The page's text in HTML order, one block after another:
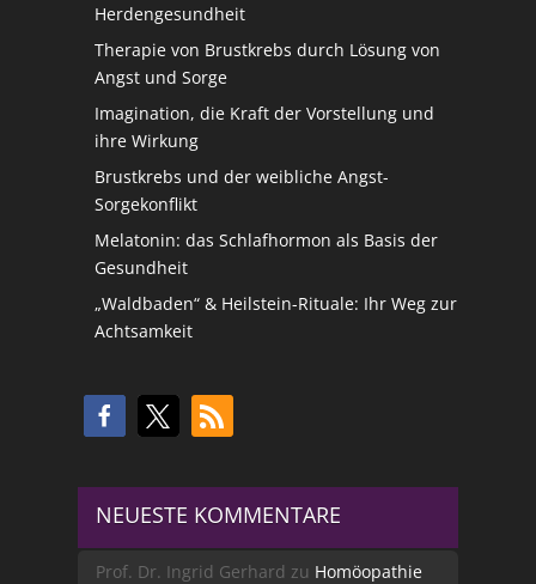
Herdengesundheit
Therapie von Brustkrebs durch Lösung von
Angst und Sorge
Imagination, die Kraft der Vorstellung und
ihre Wirkung
Brustkrebs und der weibliche Angst-
Sorgekonflikt
Melatonin: das Schlafhormon als Basis der
Gesundheit
„Waldbaden“ & Heilstein-Rituale: Ihr Weg zur
Achtsamkeit
NEUESTE KOMMENTARE
Prof. Dr. Ingrid Gerhard zu Homöopathie